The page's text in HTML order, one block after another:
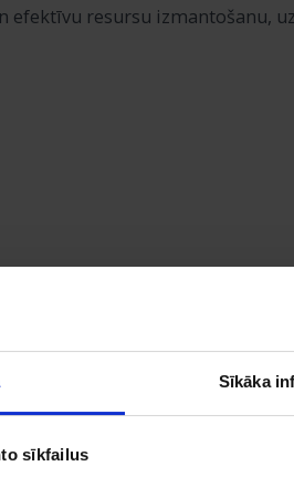
Sīkāka
sīkfailus
efektīvu resursu izmantošanu,
serviss.
apsaimniekojamā zemes platība
būtu labklājības un
savā zemē. Mūsu